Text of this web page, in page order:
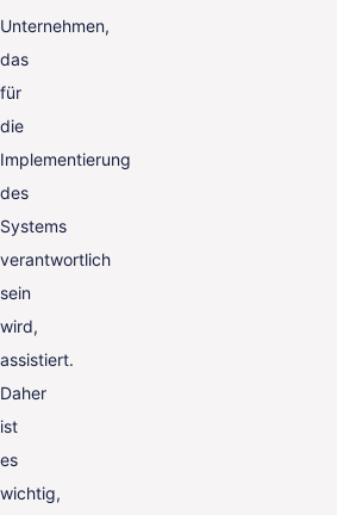
Unternehmen,
das
für
die
Implementierung
des
Systems
verantwortlich
sein
wird,
assistiert.
Daher
ist
es
wichtig,